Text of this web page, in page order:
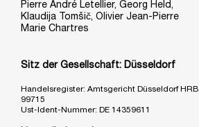
Pierre André Letellier, Georg Held,
Klaudija Tomšič, Olivier Jean-Pierre
Marie Chartres
Sitz der Gesellschaft: Düsseldorf
Handelsregister: Amtsgericht Düsseldorf HRB
99715
Ust-Ident-Nummer: DE 14359611